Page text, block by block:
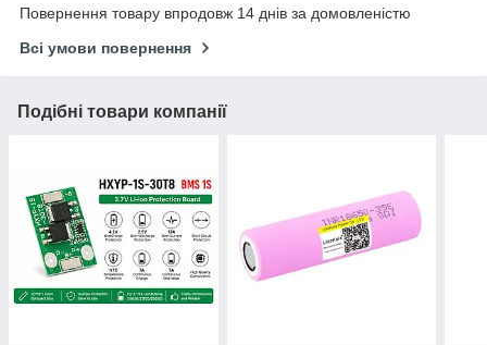
Повернення товару впродовж 14 днів за домовленістю
Всі умови повернення
Подібні товари компанії